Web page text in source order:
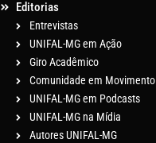
Editorias
Entrevistas
UNIFAL-MG em Ação
Giro Acadêmico
Comunidade em Movimento
UNIFAL-MG em Podcasts
UNIFAL-MG na Mídia
Autores UNIFAL-MG